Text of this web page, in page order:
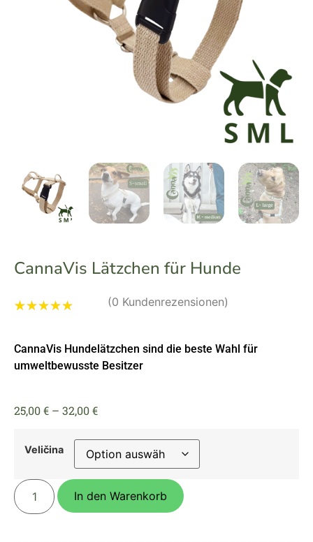
CannaVis Lätzchen für Hunde
basierend auf
Kundenbewertung
(0 Kundenrezensionen)
CannaVis Hundelätzchen sind die beste Wahl für
umweltbewusste Besitzer
25,00€ – 32,00€
Veličina
In den Warenkorb